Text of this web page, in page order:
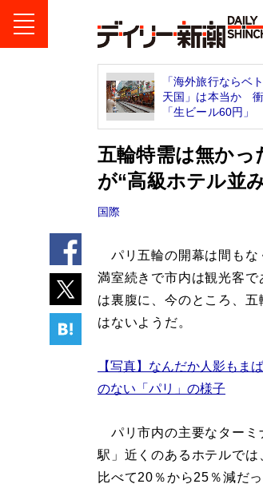
「海外旅行ならベ
天国」は本当か
「生ビール60円」
五輪特需は無か
が“高級ホテル並
国際
パリ五輪の開幕は間もな
満室続きで市内は観光客で
は裏腹に、今のところ、
はないようだ。
【写真】なんだか人影もま
のない「パリ」の様子
パリ市内の主要なターミ
駅」近くのあるホテルでは
比べて20％から25％減だ